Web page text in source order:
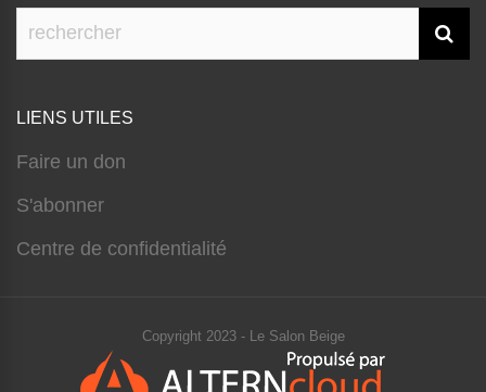
LIENS UTILES
Faire un don
S'abonner
Centre de confidentialité
Copyright 2023 - Le Salon Beige